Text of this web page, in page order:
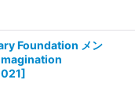
Foundation メン
]